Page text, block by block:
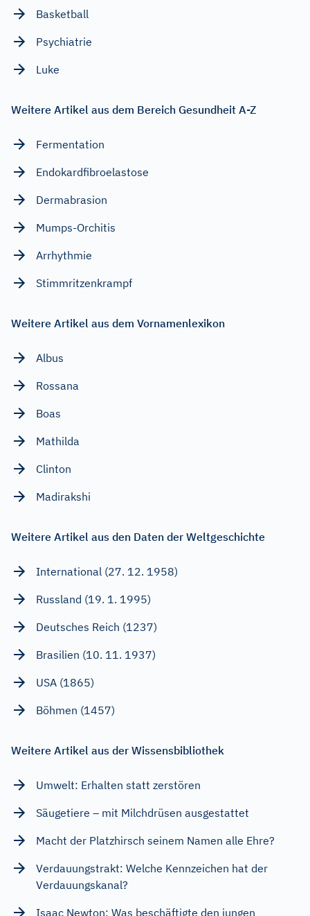
Basketball
Psychiatrie
Luke
Weitere Artikel aus dem Bereich Gesundheit A-Z
Fermentation
Endokardfibroelastose
Dermabrasion
Mumps-Orchitis
Arrhythmie
Stimmritzenkrampf
Weitere Artikel aus dem Vornamenlexikon
Albus
Rossana
Boas
Mathilda
Clinton
Madirakshi
Weitere Artikel aus den Daten der Weltgeschichte
International (27. 12. 1958)
Russland (19. 1. 1995)
Deutsches Reich (1237)
Brasilien (10. 11. 1937)
USA (1865)
Böhmen (1457)
Weitere Artikel aus der Wissensbibliothek
Umwelt: Erhalten statt zerstören
Säugetiere – mit Milchdrüsen ausgestattet
Macht der Platzhirsch seinem Namen alle Ehre?
Verdauungstrakt: Welche Kennzeichen hat der
Verdauungskanal?
Isaac Newton: Was beschäftigte den jungen